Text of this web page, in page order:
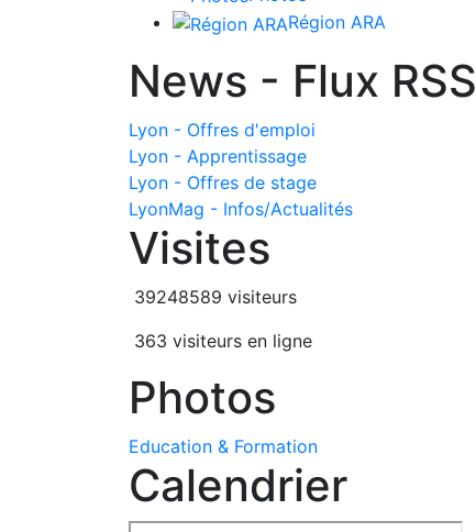
Région ARA
News - Flux RSS
Lyon - Offres d'emploi
Lyon - Apprentissage
Lyon - Offres de stage
LyonMag - Infos/Actualités
Visites
39248589 visiteurs
363 visiteurs en ligne
Photos
Education & Formation
Calendrier